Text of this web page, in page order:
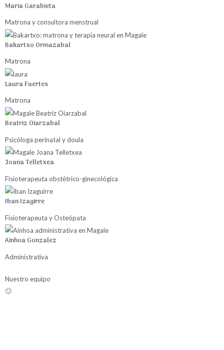
Maria Garabieta
Matrona y consultora menstrual
Bakartxo Ormazabal
Matrona
Laura Fuertes
Matrona
Beatriz Oiarzabal
Psicóloga perinatal y doula
Joana Telletxea
Fisioterapeuta obstétrico-ginecológica
Iban Izagirre
Fisioterapeuta y Osteópata
Ainhoa Gonzalez
Administrativa
Nuestro equipo
🙂